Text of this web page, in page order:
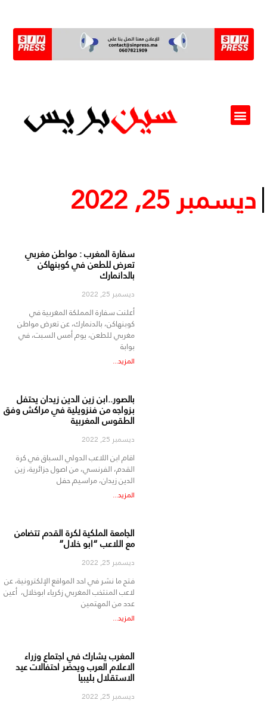
ديسمبر 25, 2022
سفارة المغرب : مواطن مغربي
تعرض للطعن في كوبنهاكن
بالدانمارك
ديسمبر 25, 2022
أعلنت سفارة المملكة المغربية في
كوبنهاكن، بالدنمارك، عن تعرض مواطن
مغربي للطعن، يوم أمس السبت، في
بوابة
المزيد...
بالصور..ابن زين الدين زيدان يحتفل
بزواجه من فنزويلية في مراكش وفق
الطقوس المغربية
ديسمبر 25, 2022
اقام ابن اللاعب الدولي السباق في كرة
القدم، الفرنسي، من اصول جزائرية، زين
الدين زيدان، مراسيم حفل
المزيد...
الجامعة الملكية لكرة القدم تتضامن
مع اللاعب “ابو خلال”
ديسمبر 25, 2022
فتح ما نشر في احد المواقع الإلكترونية، عن
لاعب المنتخب المغربي زكرياء ابوخلال، أعين
عدد من المهتمين
المزيد...
المغرب يشارك في اجتماع وزراء
الاعلام العرب ويحضر احتفالات عيد
الاستقلال بليبيا
ديسمبر 25, 2022